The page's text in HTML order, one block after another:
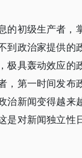
的初级生产者，
到政治家提供的
极具轰动效应的
，第一时间发布
新闻变得越来
是对新闻独立性